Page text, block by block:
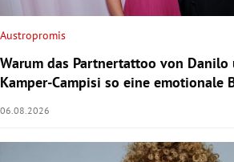
Austropromis
Warum das Partnertattoo von Danilo
Kamper-Campisi so eine emotionale
06.08.2026